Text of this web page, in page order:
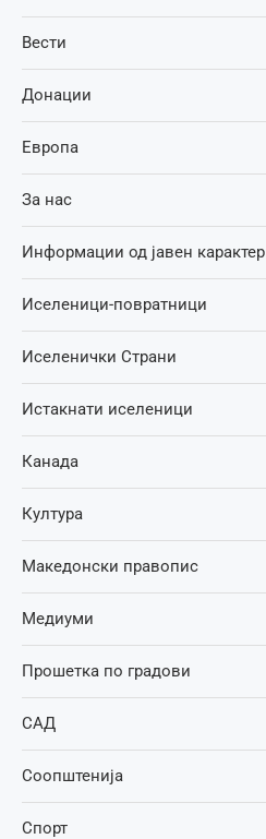
Вести
Донации
Европа
За нас
Информации од јавен карактер
Иселеници-повратници
Иселенички Страни
Истакнати иселеници
Канада
Култура
Македонски правопис
Медиуми
Прошетка по градови
САД
Соопштенија
Спорт